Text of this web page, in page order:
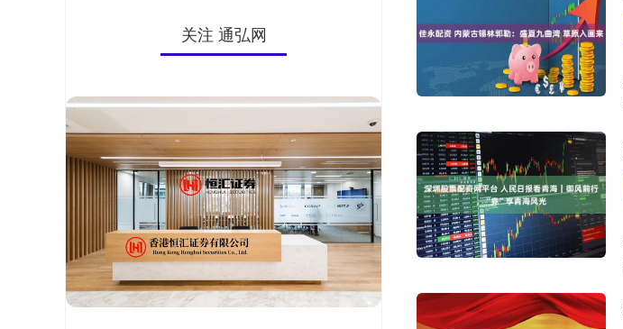
关注 通弘网